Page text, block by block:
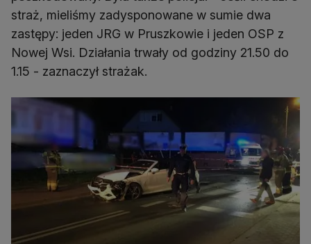
straż, mieliśmy zadysponowane w sumie dwa
zastępy: jeden JRG w Pruszkowie i jeden OSP z
Nowej Wsi. Działania trwały od godziny 21.50 do
1.15 - zaznaczył strażak.